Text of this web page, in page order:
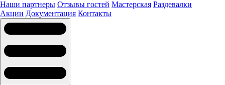
Наши партнеры Отзывы гостей Мастерская Раздевалки
Акции Документация Контакты